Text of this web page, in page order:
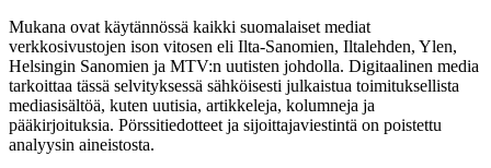
Mukana ovat käytännössä kaikki suomalaiset mediat
verkkosivustojen ison vitosen eli Ilta-Sanomien, Iltalehden, Ylen,
Helsingin Sanomien ja MTV:n uutisten johdolla. Digitaalinen media
tarkoittaa tässä selvityksessä sähköisesti julkaistua toimituksellista
mediasisältöä, kuten uutisia, artikkeleja, kolumneja ja
pääkirjoituksia. Pörssitiedotteet ja sijoittajaviestintä on poistettu
analyysin aineistosta.